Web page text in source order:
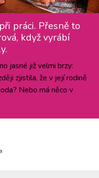
práci. Přesně to
když vyrábí
jasné již velmi brzy:
zjistila, že v její rodině
Nebo má něco v